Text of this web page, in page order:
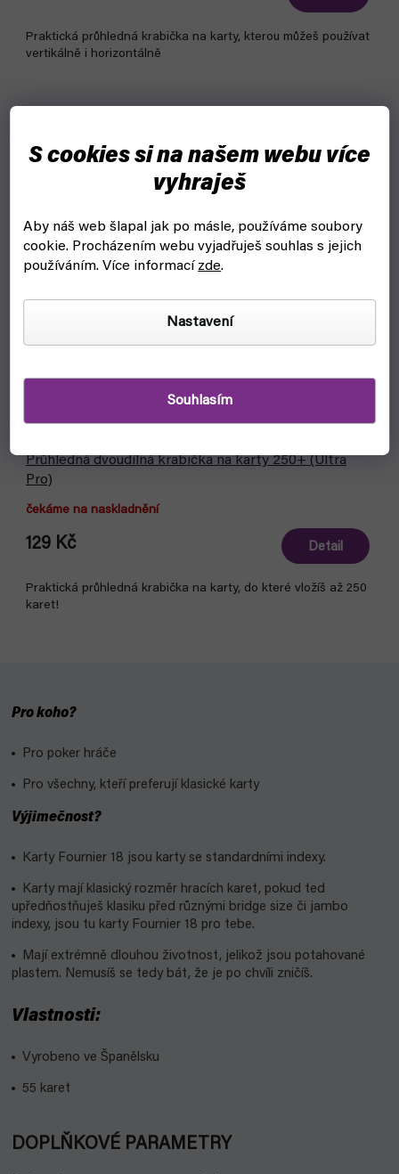
S cookies si na našem webu více
vyhraješ
Aby náš web šlapal jak po másle, používáme soubory
cookie. Procházením webu vyjadřuješ souhlas s jejich
používáním. Více informací zde.
Nastavení
Souhlasím
Praktická průhledná krabička na karty, kterou můžeš používat
vertikálně i horizontálně
Průhledná dvoudílná krabička na karty 250+ (Ultra
Pro)
čekáme na naskladnění
129 Kč Detail
Praktická průhledná krabička na karty, do které vložíš až 250
karet!
Pro koho?
Pro poker hráče
Pro všechny, kteří preferují klasické karty
Výjimečnost?
Karty Fournier 18 jsou karty se standardními indexy.
Karty mají klasický rozměr hracích karet, pokud ted
upředňostňuješ klasiku před různými bridge size či jambo
indexy, jsou tu karty Fournier 18 pro tebe.
Mají extrémně dlouhou životnost, jelikož jsou potahované
plastem. Nemusíš se tedy bát, že je po chvíli zničíš.
Vlastnosti:
Vyrobeno ve Španělsku
55 karet
DOPLŇKOVÉ PARAMETRY